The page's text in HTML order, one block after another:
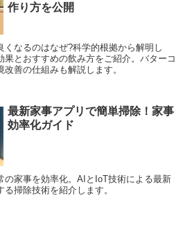
作り方を公開
くなるのはなぜ?科学的根拠から解明し
果とおすすめの飲み方をご紹介。バターコ
善の仕組みも解説します。
最新家事アプリで簡単掃除！家事
効率化ガイド
の家事を効率化。AIとIoT技術による最新
掃除技術を紹介します。